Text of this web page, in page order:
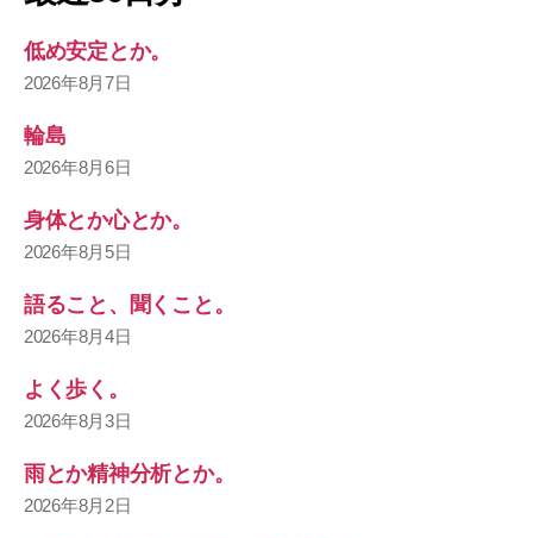
低め安定とか。
2026年8月7日
輪島
2026年8月6日
身体とか心とか。
2026年8月5日
語ること、聞くこと。
2026年8月4日
よく歩く。
2026年8月3日
雨とか精神分析とか。
2026年8月2日